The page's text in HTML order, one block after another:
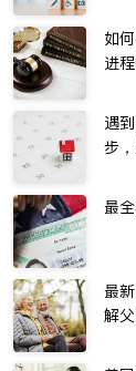
如
进
遇
步
最
最
解